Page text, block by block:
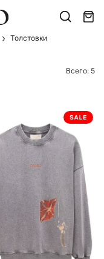
Толстовки
Всего: 5